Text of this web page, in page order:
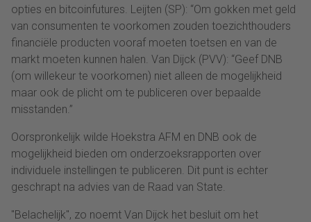
opties en bitcoinfutures. Leijten (SP): “Om gokken met geld
van consumenten te voorkomen zouden toezichthouders
financiële producten vooraf moeten toetsen en van de
markt moeten kunnen halen. Van Dijck (PVV): “Geef DNB
(om willekeur te voorkomen) niet alleen de mogelijkheid
maar ook de plicht om te publiceren over bepaalde
misstanden.”
Oorspronkelijk wilde Hoekstra AFM en DNB ook de
mogelijkheid bieden om onderzoeksrapporten over
individuele instellingen te publiceren. Dit punt is echter
geschrapt na advies van de Raad van State.
"Belachelijk", zo noemt Van Dijck het besluit om het